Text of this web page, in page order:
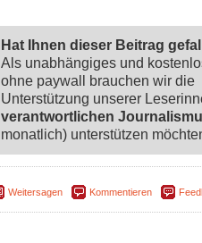
Hat Ihnen dieser Beitrag
Als unabhängiges und
ohne paywall brauchen wir die
Unterstützung unserer
verantwortlichen
monatlich) unterstützen
Weitersagen Kommentieren